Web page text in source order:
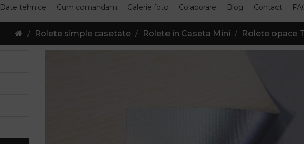
Date tehnice Cum comandam Galerie foto Colaborare Blog Contact
Rolete simple casetate Rolete in Caseta Mini Rolete opace